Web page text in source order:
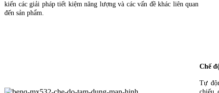
kiến các giải pháp tiết kiệm năng lượng và các vấn đề khác liên quan
đến sản phẩm.
Chế
Tự